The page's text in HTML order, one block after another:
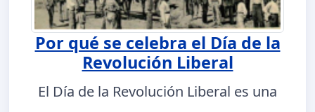
Por qué se celebra el Día de la
Revolución Liberal
El Día de la Revolución Liberal es una